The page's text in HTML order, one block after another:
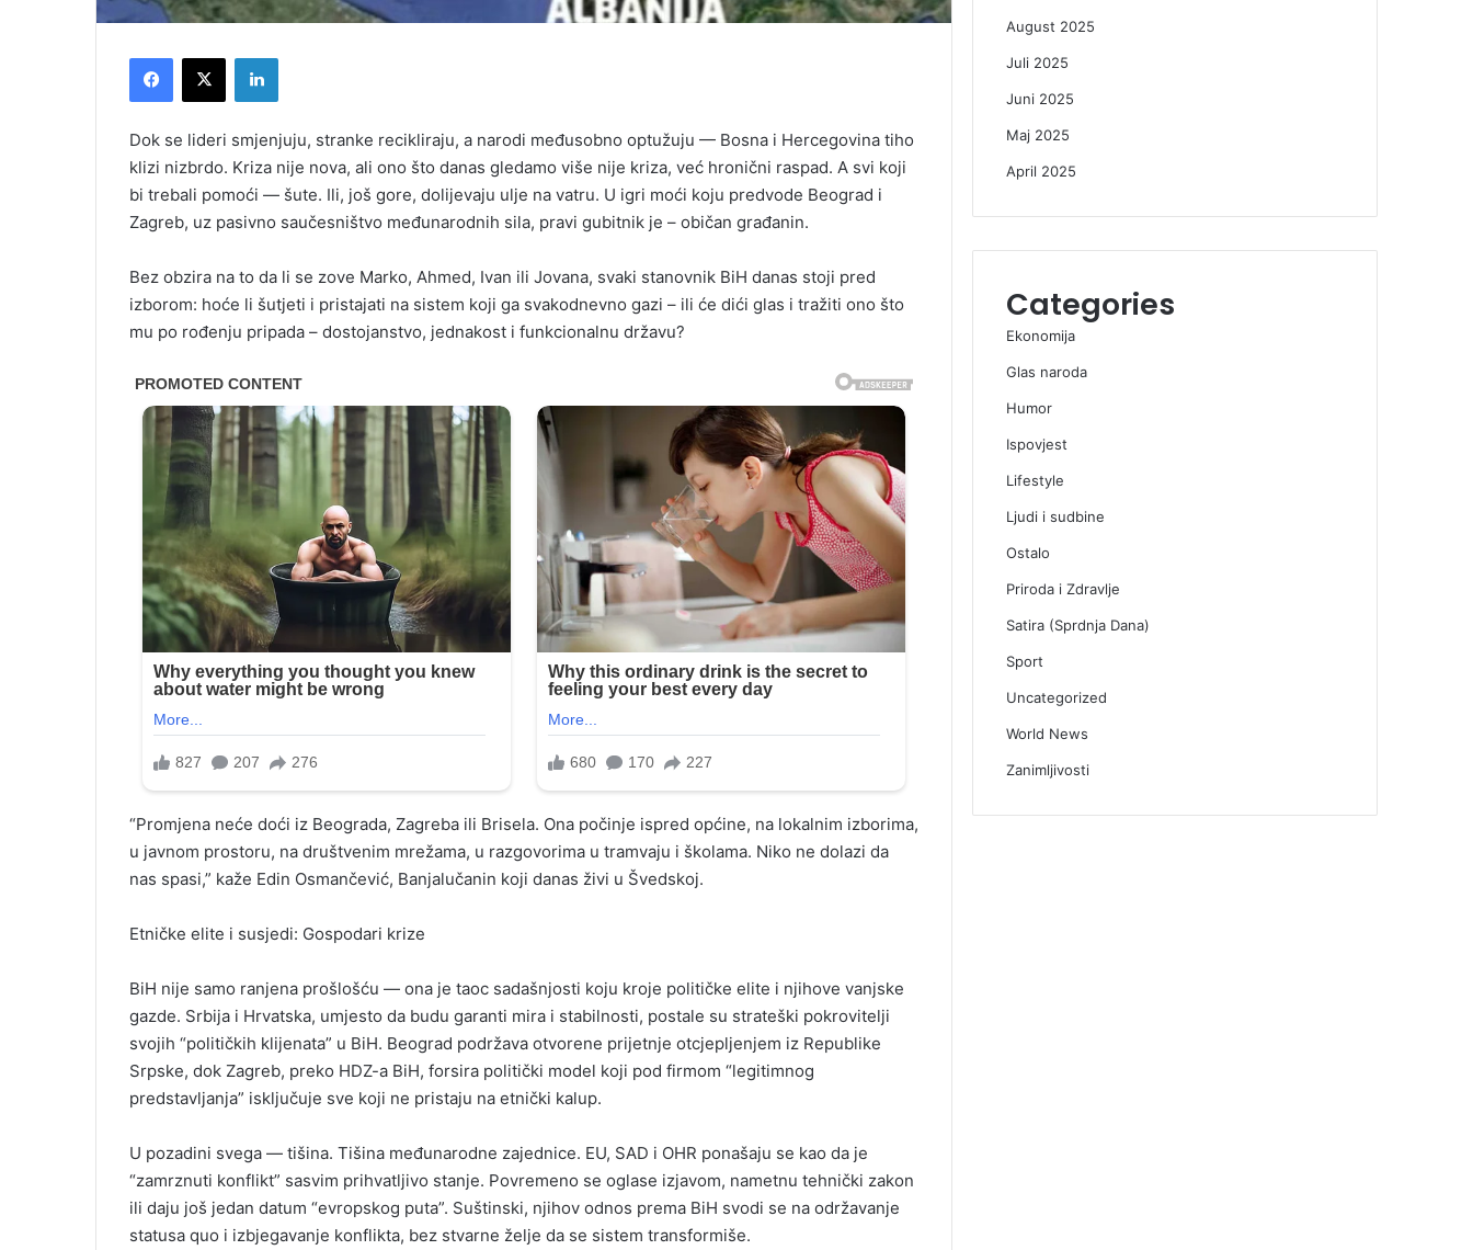
Dok se lideri smjenjuju, stranke recikliraju, a narodi međusobno optužuju — Bosna i Hercegovina tiho
klizi nizbrdo. Kriza nije nova, ali ono što danas gledamo više nije kriza, već hronični raspad. A svi koji
bi trebali pomoći — šute. Ili, još gore, dolijevaju ulje na vatru. U igri moći koju predvode Beograd i
Zagreb, uz pasivno saučesništvo međunarodnih sila, pravi gubitnik je – običan građanin.
Bez obzira na to da li se zove Marko, Ahmed, Ivan ili Jovana, svaki stanovnik BiH danas stoji pred
izborom: hoće li šutjeti i pristajati na sistem koji ga svakodnevno gazi – ili će dići glas i tražiti ono što
mu po rođenju pripada – dostojanstvo, jednakost i funkcionalnu državu?
“Promjena neće doći iz Beograda, Zagreba ili Brisela. Ona počinje ispred općine, na lokalnim izborima,
u javnom prostoru, na društvenim mrežama, u razgovorima u tramvaju i školama. Niko ne dolazi da
nas spasi,” kaže Edin Osmančević, Banjalučanin koji danas živi u Švedskoj.
Etničke elite i susjedi: Gospodari krize
BiH nije samo ranjena prošlošću — ona je taoc sadašnjosti koju kroje političke elite i njihove vanjske
gazde. Srbija i Hrvatska, umjesto da budu garanti mira i stabilnosti, postale su strateški pokrovitelji
svojih “političkih klijenata” u BiH. Beograd podržava otvorene prijetnje otcjepljenjem iz Republike
Srpske, dok Zagreb, preko HDZ-a BiH, forsira politički model koji pod firmom “legitimnog
predstavljanja” isključuje sve koji ne pristaju na etnički kalup.
U pozadini svega — tišina. Tišina međunarodne zajednice. EU, SAD i OHR ponašaju se kao da je
“zamrznuti konflikt” sasvim prihvatljivo stanje. Povremeno se oglase izjavom, nametnu tehnički zakon
ili daju još jedan datum “evropskog puta”. Suštinski, njihov odnos prema BiH svodi se na održavanje
statusa quo i izbjegavanje konflikta, bez stvarne želje da se sistem transformiše.
August 2025
Juli 2025
Juni 2025
Maj 2025
April 2025
Categories
Ekonomija
Glas naroda
Humor
Ispovjest
Lifestyle
Ljudi i sudbine
Ostalo
Priroda i Zdravlje
Satira (Sprdnja Dana)
Sport
Uncategorized
World News
Zanimljivosti